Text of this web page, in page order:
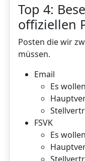
Top 4:
offiziellen
Posten die wir
müssen.
Email
Es
FSVK
Es